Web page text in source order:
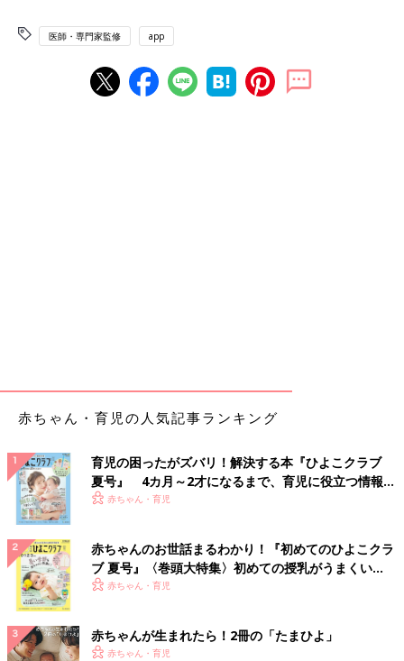
医師・専門家監修 app
赤ちゃん・育児の人気記事ランキング
育児の困ったがズバリ！解決する本『ひよこクラブ
夏号』 4カ月～2才になるまで、育児に役立つ情報が
いっぱい！
赤ちゃん・育児
赤ちゃんのお世話まるわかり！『初めてのひよこクラ
ブ 夏号』〈巻頭大特集〉初めての授乳がうまくい
く！ おっぱい・ミルクの基本と夏のトラブル 解決テ
赤ちゃん・育児
赤ちゃんが生まれたら！2冊の「たまひよ」
赤ちゃん・育児